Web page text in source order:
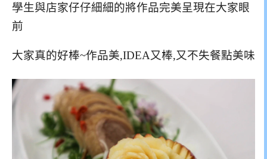
學生與店家仔仔細細的將作品完美呈現在大家眼
前
大家真的好棒~作品美,IDEA又棒,又不失餐點美味